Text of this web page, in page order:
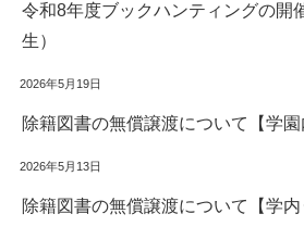
令和8年度ブックハンティングの開
生）
2026年5月19日
除籍図書の無償譲渡について【学園
2026年5月13日
除籍図書の無償譲渡について【学内